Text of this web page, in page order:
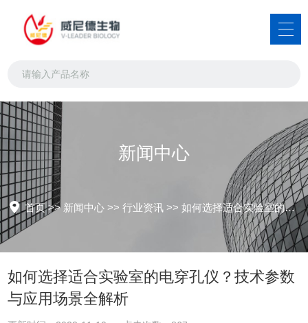
新闻中心
首页>> 新闻中心 >>行业资讯 >>如何选择适合实验室的电穿孔仪？技术参数与应用场景全解析
如何选择适合实验室的电穿孔仪？技术参数
与应用场景全解析